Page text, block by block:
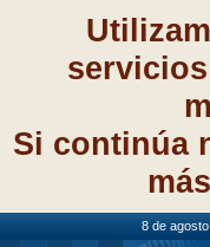
Si continúa
8 de